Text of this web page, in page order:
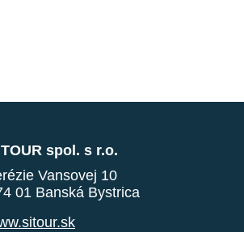
spol. s r.o.
Vansovej 10
01 Banská Bystrica